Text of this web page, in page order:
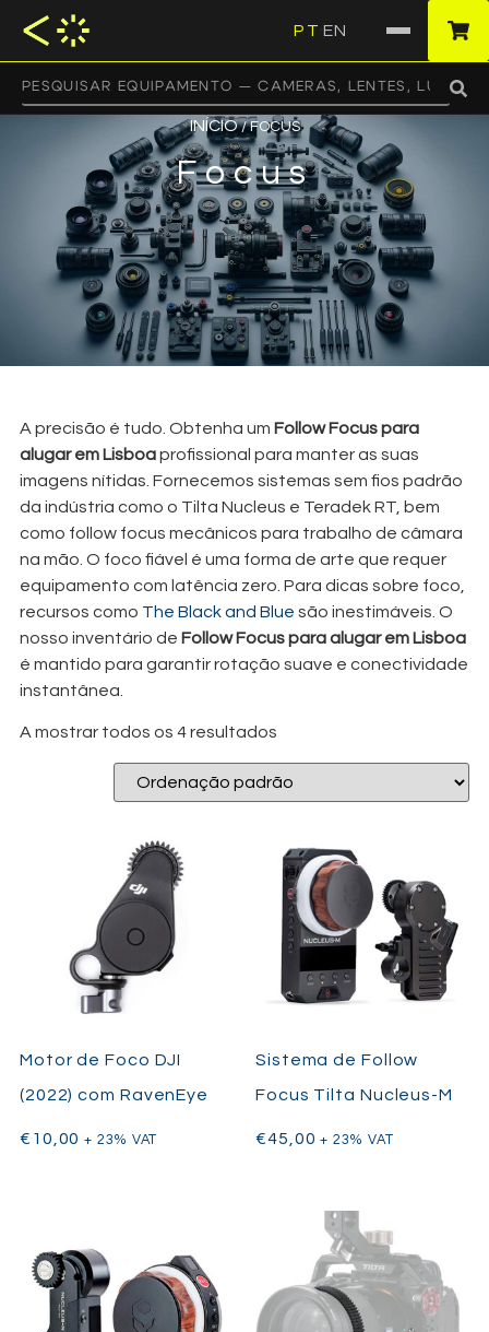
PT EN
INÍCIO/ FOCUS
Focus
A precisão é tudo. Obtenha um Follow Focus para
alugar em Lisboaprofissional para manter as suas
imagens nítidas. Fornecemos sistemas sem fios padrão
da indústria como o Tilta Nucleus e Teradek RT, bem
como follow focus mecânicos para trabalho de câmara
na mão. O foco fiável é uma forma de arte que requer
equipamento com latência zero. Para dicas sobre foco,
recursos como The Black and Blue são inestimáveis. O
nosso inventário de Follow Focus para alugar em Lisboa
é mantido para garantir rotação suave e conectividade
instantânea.
A mostrar todos os 4 resultados
Motor de Foco DJI
(2022) com RavenEye
€ 10,00 + 23% VAT
Sistema de Follow
Focus Tilta Nucleus-M
€45,00 + 23% VAT